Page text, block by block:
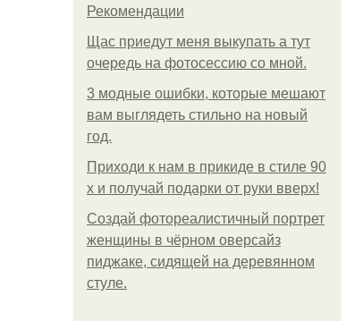
Рекомендации
Щас приедут меня выкупать а тут
очередь на фотосессию со мной.
3 модные ошибки, которые мешают
вам выглядеть стильно на новый
год.
Приходи к нам в прикиде в стиле 90
х и получай подарки от руки вверх!
Создай фотореалистичный портрет
женщины в чёрном оверсайз
пиджаке, сидящей на деревянном
стуле.